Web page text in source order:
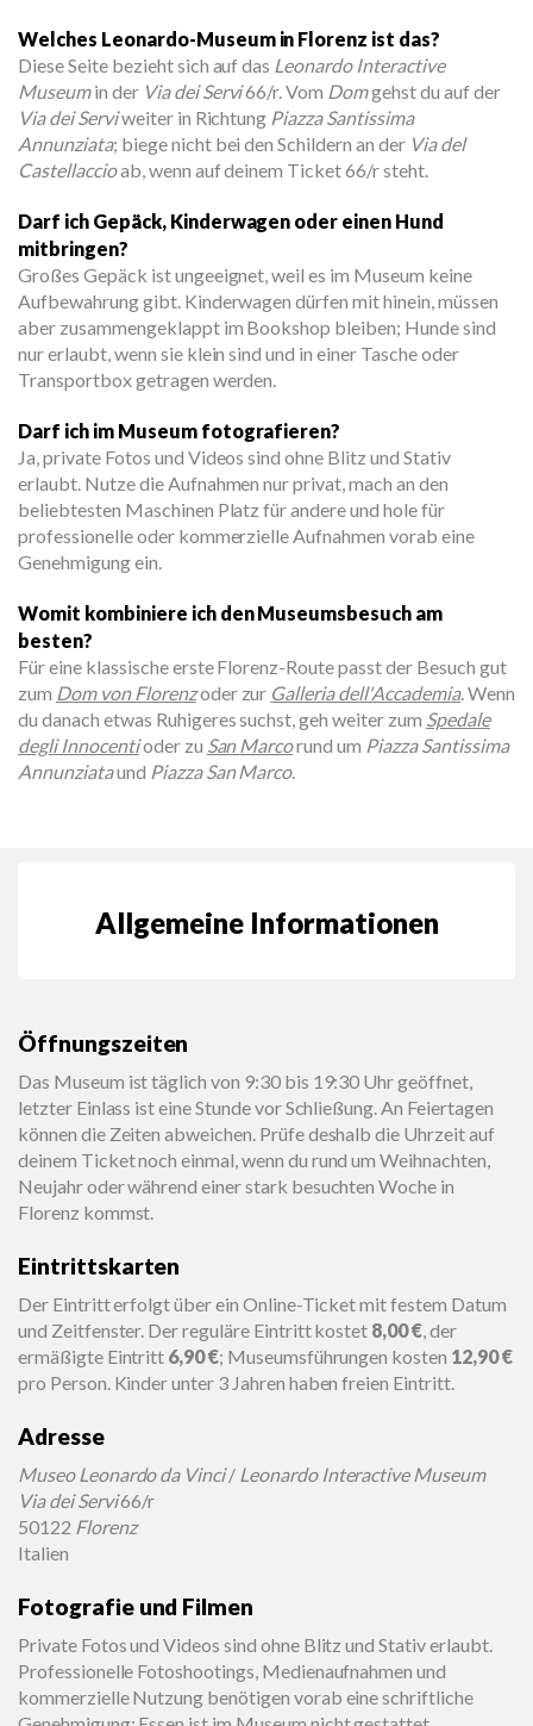
Welches Leonardo-Museum in Florenz ist das?
Diese Seite bezieht sich auf das Leonardo Interactive
Museumin der Via dei Servi66/r. Vom Domgehst du auf der
Via dei Serviweiter in Richtung Piazza Santissima
Annunziata; biege nicht bei den Schildern an der Via del
Castellaccioab, wenn auf deinem Ticket 66/r steht.
Darf ich Gepäck, Kinderwagen oder einen Hund
mitbringen?
Großes Gepäck ist ungeeignet, weil es im Museum keine
Aufbewahrung gibt. Kinderwagen dürfen mit hinein, müssen
aber zusammengeklappt im Bookshop bleiben; Hunde sind
nur erlaubt, wenn sie klein sind und in einer Tasche oder
Transportbox getragen werden.
Darf ich im Museum fotografieren?
Ja, private Fotos und Videos sind ohne Blitz und Stativ
erlaubt. Nutze die Aufnahmen nur privat, mach an den
beliebtesten Maschinen Platz für andere und hole für
professionelle oder kommerzielle Aufnahmen vorab eine
Genehmigung ein.
Womit kombiniere ich den Museumsbesuch am
besten?
Für eine klassische erste Florenz-Route passt der Besuch gut
zum Dom von Florenzoder zur Galleria dell'Accademia. Wenn
du danach etwas Ruhigeres suchst, geh weiter zum Spedale
degli Innocentioder zu San Marcorund um Piazza Santissima
Annunziataund Piazza San Marco.
Allgemeine Informationen
Öffnungszeiten
Das Museum ist täglich von 9:30 bis 19:30 Uhr geöffnet,
letzter Einlass ist eine Stunde vor Schließung. An Feiertagen
können die Zeiten abweichen. Prüfe deshalb die Uhrzeit auf
deinem Ticket noch einmal, wenn du rund um Weihnachten,
Neujahr oder während einer stark besuchten Woche in
Florenz kommst.
Eintrittskarten
Der Eintritt erfolgt über ein Online-Ticket mit festem Datum
und Zeitfenster. Der reguläre Eintritt kostet 8,00 €, der
ermäßigte Eintritt 6,90 €; Museumsführungen kosten 12,90 €
pro Person. Kinder unter 3 Jahren haben freien Eintritt.
Adresse
Museo Leonardo da Vinci/ Leonardo Interactive Museum
Via dei Servi66/r
50122 Florenz
Italien
Fotografie und Filmen
Private Fotos und Videos sind ohne Blitz und Stativ erlaubt.
Professionelle Fotoshootings, Medienaufnahmen und
kommerzielle Nutzung benötigen vorab eine schriftliche